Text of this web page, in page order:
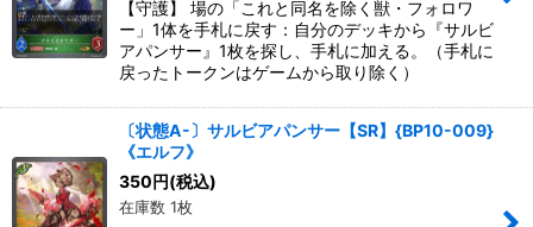
【守護】 場の「これと同名を除く獣・フォロワ
ー」1体を手札に戻す：自分のデッキから『サルビ
アパンサー』1枚を探し、手札に加える。（手札に
戻ったトークンはゲームから取り除く）
〔状態A-〕サルビアパンサー【SR】{BP10-009}
《エルフ》
350円(税込)
在庫数 1枚